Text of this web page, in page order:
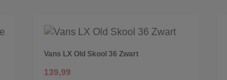
Vans LX Old Skool 36 Zwart
139,99